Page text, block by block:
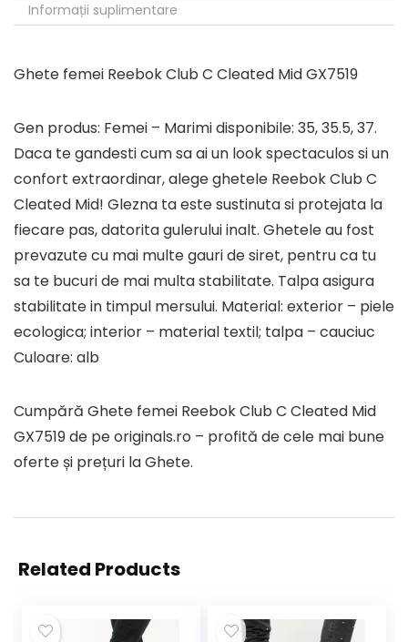
Informații suplimentare
Ghete femei Reebok Club C Cleated Mid GX7519
Gen produs: Femei – Marimi disponibile: 35, 35.5, 37.
Daca te gandesti cum sa ai un look spectaculos si un
confort extraordinar, alege ghetele Reebok Club C
Cleated Mid! Glezna ta este sustinuta si protejata la
fiecare pas, datorita gulerului inalt. Ghetele au fost
prevazute cu mai multe gauri de siret, pentru ca tu
sa te bucuri de mai multa stabilitate. Talpa asigura
stabilitate in timpul mersului. Material: exterior – piele
ecologica; interior – material textil; talpa – cauciuc
Culoare: alb
Cumpără Ghete femei Reebok Club C Cleated Mid
GX7519 de pe originals.ro – profită de cele mai bune
oferte și prețuri la Ghete.
Related Products